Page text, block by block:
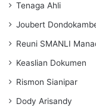
Tenaga Ahli
Joubert
Reuni SMANLI
Keaslian Dokumen
Rismon Sianipar
Dody Arisandy